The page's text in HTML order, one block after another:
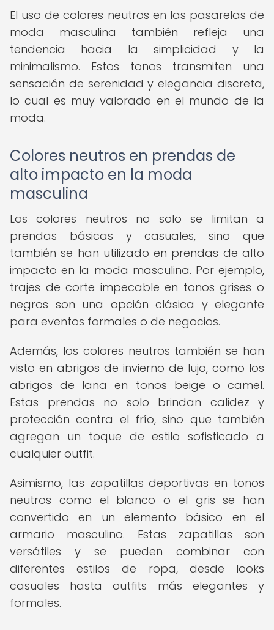
El uso de colores neutros en las pasarelas de
moda masculina también refleja una
tendencia hacia la simplicidad y la
minimalismo. Estos tonos transmiten una
sensación de serenidad y elegancia discreta,
lo cual es muy valorado en el mundo de la
moda.
Colores neutros en prendas de
alto impacto en la moda
masculina
Los colores neutros no solo se limitan a
prendas básicas y casuales, sino que
también se han utilizado en prendas de alto
impacto en la moda masculina. Por ejemplo,
trajes de corte impecable en tonos grises o
negros son una opción clásica y elegante
para eventos formales o de negocios.
Además, los colores neutros también se han
visto en abrigos de invierno de lujo, como los
abrigos de lana en tonos beige o camel.
Estas prendas no solo brindan calidez y
protección contra el frío, sino que también
agregan un toque de estilo sofisticado a
cualquier outfit.
Asimismo, las zapatillas deportivas en tonos
neutros como el blanco o el gris se han
convertido en un elemento básico en el
armario masculino. Estas zapatillas son
versátiles y se pueden combinar con
diferentes estilos de ropa, desde looks
casuales hasta outfits más elegantes y
formales.